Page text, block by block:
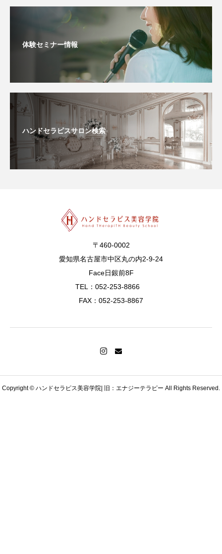
体験セミナー情報
ハンドセラピスサロン検索
〒460-0002
愛知県名古屋市中区丸の内2-9-24
Face日銀前8F
TEL：052-253-8866
FAX：052-253-8867
Copyright © ハンドセラピス美容学院| 旧：エナジーテラピー All Rights Reserved.